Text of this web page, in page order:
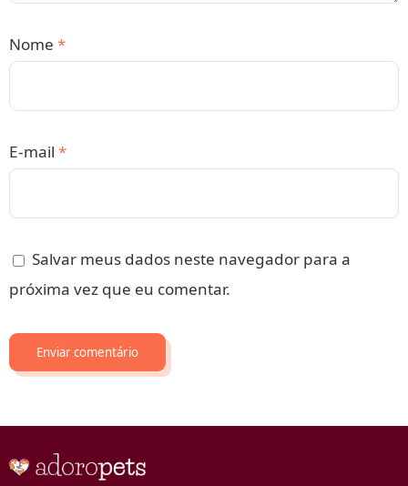
Nome *
E-mail *
Salvar meus dados neste navegador para a
próxima vez que eu comentar.